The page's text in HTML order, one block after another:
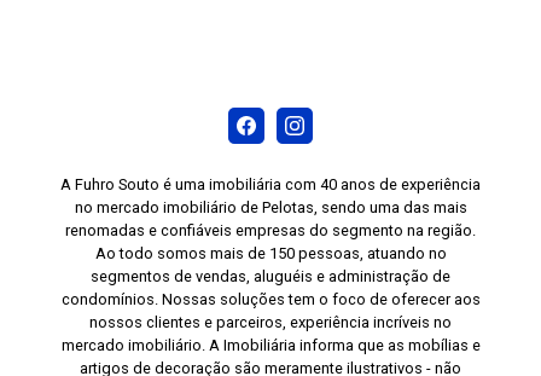
áreas molhadas, facilitando a limpeza e a
oferecendo mais segurança para famílias com
crianças e animais de estimação. Ar-
condicionado split instalado no dormitório
principal. Se você procura um apartamento que
ofereça conforto, praticidade e uma excelente
localização, esta é uma ótima oportunidade.
Agende sua visita e conheça pessoalmente
A Fuhro Souto é uma imobiliária com 40 anos de experiência
no mercado imobiliário de Pelotas, sendo uma das mais
renomadas e confiáveis empresas do segmento na região.
Ao todo somos mais de 150 pessoas, atuando no
segmentos de vendas, aluguéis e administração de
condomínios. Nossas soluções tem o foco de oferecer aos
nossos clientes e parceiros, experiência incríveis no
mercado imobiliário. A Imobiliária informa que as mobílias e
artigos de decoração são meramente ilustrativos - não